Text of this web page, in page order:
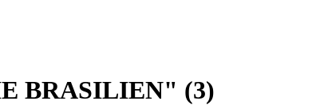
BRASILIEN" (3)